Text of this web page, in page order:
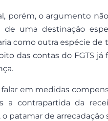
porém, o argumento
de uma destinação
como outra espécie
das contas do FGTS
em medidas
a contrapartida da
o patamar de